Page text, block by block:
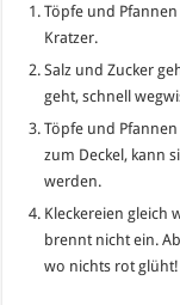
Töpfe und
Kratzer.
Salz und Zucker
geht, schnell
Töpfe und
zum Deckel, kann
werden.
Kleckereien gleich
brennt nicht ein.
wo nichts rot glüht!